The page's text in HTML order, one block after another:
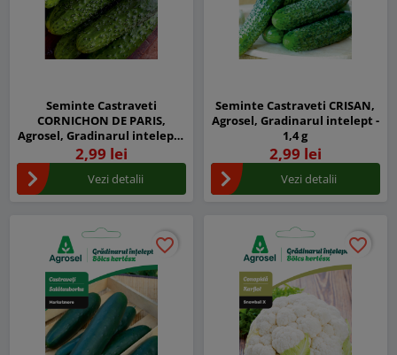
Seminte Castraveti
CORNICHON DE PARIS,
Agrosel, Gradinarul intelept -
1,4 g
2,99 lei
Vezi detalii
Seminte Castraveti CRISAN,
Agrosel, Gradinarul intelept -
1,4 g
2,99 lei
Vezi detalii
favorite_border
favorite_border favorite_border
favorite_border